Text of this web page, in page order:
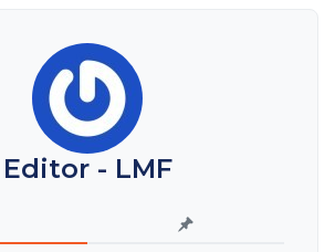
Editor - LMF